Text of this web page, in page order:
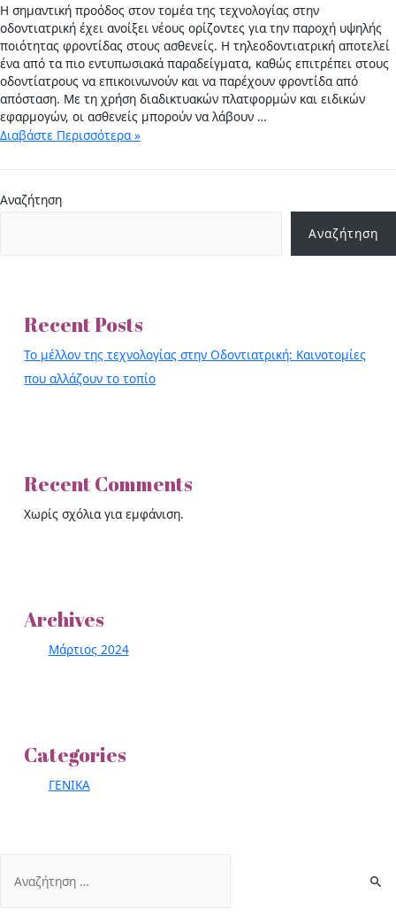
Η σημαντική προόδος στον τομέα της τεχνολογίας στην
οδοντιατρική έχει ανοίξει νέους ορίζοντες για την παροχή υψηλής
ποιότητας φροντίδας στους ασθενείς. Η τηλεοδοντιατρική αποτελεί
ένα από τα πιο εντυπωσιακά παραδείγματα, καθώς επιτρέπει στους
οδοντίατρους να επικοινωνούν και να παρέχουν φροντίδα από
απόσταση. Με τη χρήση διαδικτυακών πλατφορμών και ειδικών
εφαρμογών, οι ασθενείς μπορούν να λάβουν …
Διαβάστε Περισσότερα »
Αναζήτηση
Αναζήτηση
Recent Posts
Το μέλλον της τεχνολογίας στην Οδοντιατρική: Καινοτομίες
που αλλάζουν το τοπίο
Recent Comments
Χωρίς σχόλια για εμφάνιση.
Archives
Μάρτιος 2024
Categories
ΓΕΝΙΚΑ